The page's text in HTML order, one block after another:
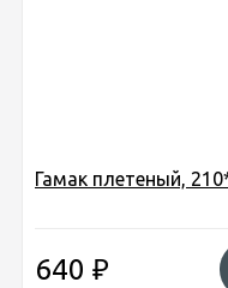
Гамак плетеный,
640 ₽